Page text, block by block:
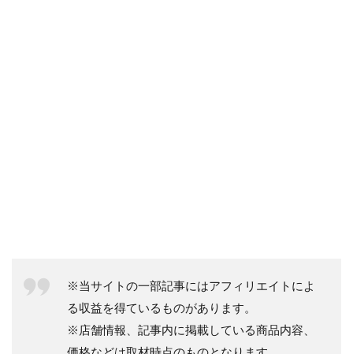
※当サイトの一部記事にはアフィリエイトによ
る収益を得ているものがあります。
※店舗情報、記事内に掲載している商品内容、